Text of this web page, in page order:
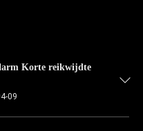
Korte reikwijdte
09